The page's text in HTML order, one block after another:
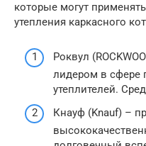
которые могут
утепления каркасного
Роквул
лидером в сфере
утеплителей.
Кнауф (Knauf) –